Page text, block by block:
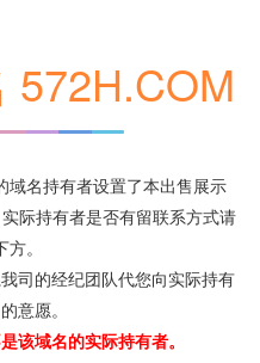
572H.COM
域名持有者设置了本出售展示
际持有者是否有留联系方式请
。
司的经纪团队代您向实际持有
意愿。
该域名的实际持有者。